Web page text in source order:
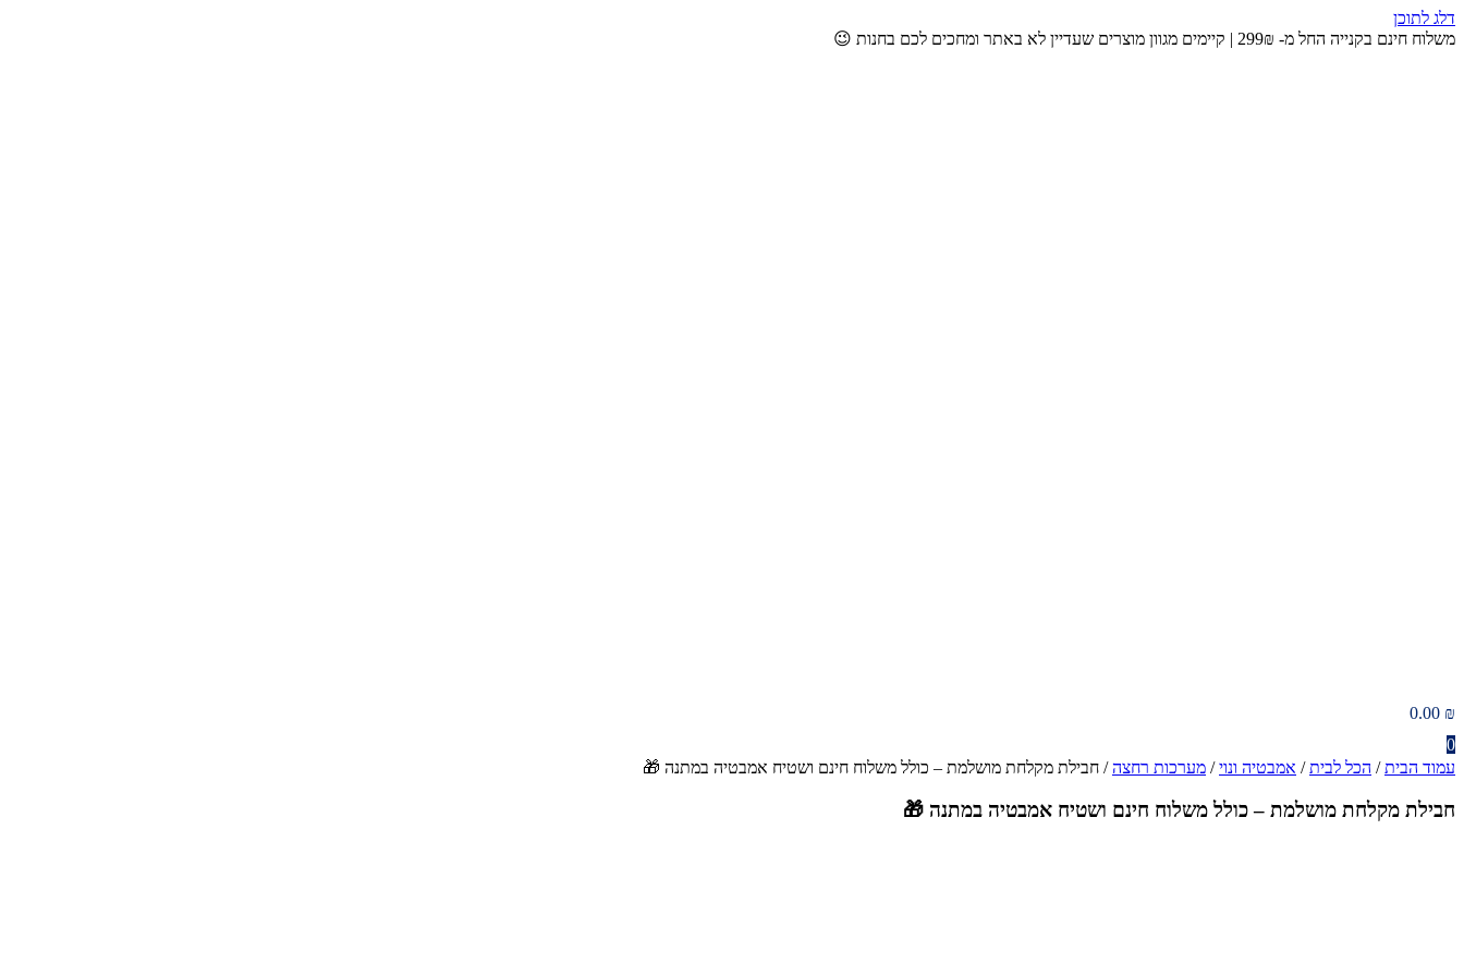
דלג לתוכן
משלוח חינם בקנייה החל מ- 299₪ | קיימים מגוון מוצרים שעדיין לא באתר ומחכים לכם בחנות 😉​
0.00 ₪
0
עמוד הבית/ הכל לבית/ אמבטיה ונוי/ מערכות רחצה/ חבילת מקלחת מושלמת – כולל משלוח חינם ושטיח אמבטיה במתנה 🎁
חבילת מקלחת מושלמת – כולל משלוח חינם ושטיח אמבטיה במתנה 🎁